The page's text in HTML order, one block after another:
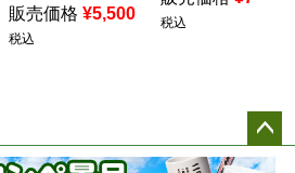
販売価格 ¥5,500
税込
税込
ペー